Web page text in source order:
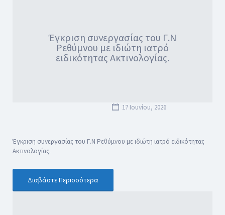
Έγκριση συνεργασίας του Γ.Ν
Ρεθύμνου με ιδιώτη ιατρό
ειδικότητας Ακτινολογίας.
17 Ιουνίου, 2026
Έγκριση συνεργασίας του Γ.Ν Ρεθύμνου με ιδιώτη ιατρό ειδικότητας
Ακτινολογίας.
Διαβάστε Περισσότερα